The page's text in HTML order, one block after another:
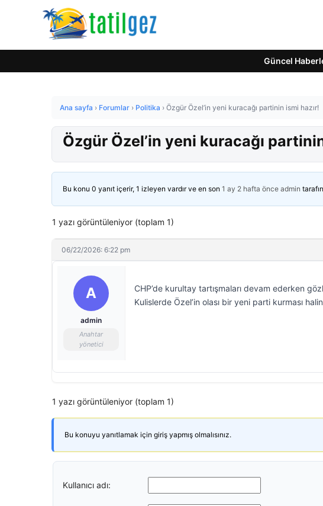
Güncel
Ana sayfa › Forumlar › Politika › Özgür Özel’in yeni kuracağı partinin ismi hazır!
Özgür Özel’in yeni kuracağı
Bu konu 0 yanıt içerir, 1 izleyen vardır ve en son 1 ay 2 hafta önce admin
1 yazı görüntüleniyor (toplam 1)
06/22/2026: 6:22 pm
A
admin
Anahtar
yönetici
CHP’de kurultay tartışmaları devam ederken
Kulislerde Özel’in olası bir yeni parti kurması
1 yazı görüntüleniyor (toplam 1)
Bu konuyu yanıtlamak için giriş yapmış olmalısınız.
Kullanıcı adı: